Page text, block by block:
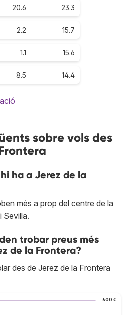
20.6 23.3
2.2 15.7
1.1 15.6
8.5 14.4
sobre vols des
ha a Jerez de la
més a prop del centre de la
Sevilla.
trobar preus més
de la Frontera?
des de Jerez de la Frontera
600 €